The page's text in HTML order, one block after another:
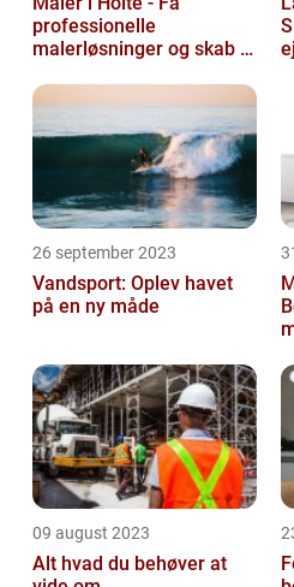
professionelle
malerløsninger og skab et
26 september 2023
Vandsport: Oplev havet
på en ny måde
09 august 2023
Alt hvad du behøver at